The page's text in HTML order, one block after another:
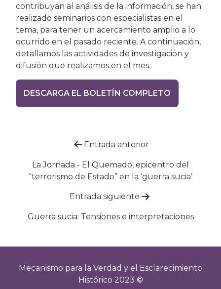
contribuyan al análisis de la información, se han
realizado seminarios con especialistas en el
tema, para tener un acercamiento amplio a lo
ocurrido en el pasado reciente. A continuación,
detallamos las actividades de investigación y
difusión que realizamos en el mes.
DESCARGA EL BOLETÍN COMPLETO
Navegación
entradas
Entrada anterior
La Jornada - El Quemado, epicentro del
“terrorismo de Estado” en la ‘guerra sucia’
Entrada siguiente
Guerra sucia: Tensiones e interpretaciones
Mecanismo para la Verdad y el Esclarecimiento
Histórico 2023 ©